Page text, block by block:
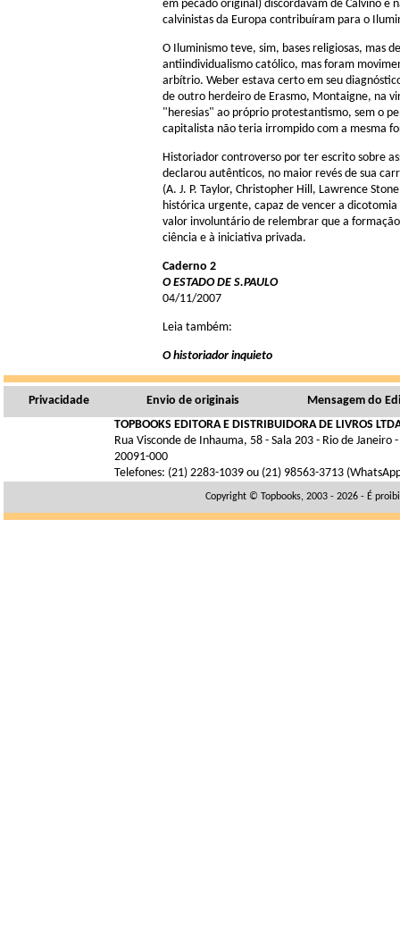
em pecado original) discordavam de Calvino e
calvinistas da Europa contribuíram para o
O Iluminismo teve, sim, bases religiosas, mas
antiindividualismo católico, mas foram
arbítrio. Weber estava certo em seu
de outro herdeiro de Erasmo, Montaigne, na
"heresias" ao próprio protestantismo, sem o
capitalista não teria irrompido com a mesma
Historiador controverso por ter escrito sobre
declarou autênticos, no maior revés de sua
(A. J. P. Taylor, Christopher Hill, Lawrence
histórica urgente, capaz de vencer a
valor involuntário de relembrar que a
ciência e à iniciativa privada.
Caderno 2
O ESTADO DE S.PAULO
04/11/2007
Leia também:
O historiador inquieto
Privacidade Envio de originais
Mensagem do
TOPBOOKS EDITORA E DISTRIBUIDORA DE LIVROS
Rua Visconde de Inhauma, 58 - Sala 203 - Rio de Janeiro -
20091-000
Telefones: (21) 2283-1039 ou (21) 98563-3713
Copyright © Topbooks, 2003 - 2026 - É